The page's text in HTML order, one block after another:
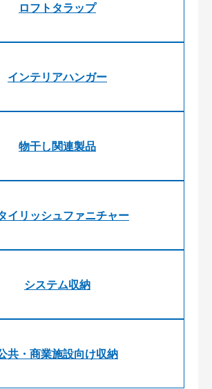
ロフトタラップ
インテリアハンガー
物干し関連製品
イリッシュファニチャー
システム収納
共・商業施設向け収納